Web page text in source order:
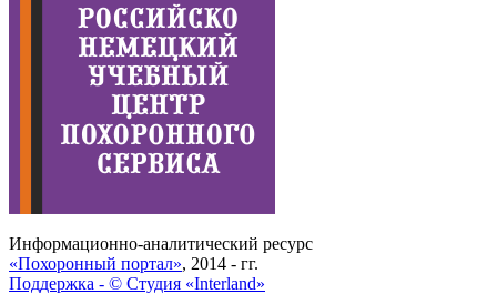
Информационно-аналитический ресурс
«Похоронный портал», 2014 - гг.
Поддержка - © Cтудия «Interland»